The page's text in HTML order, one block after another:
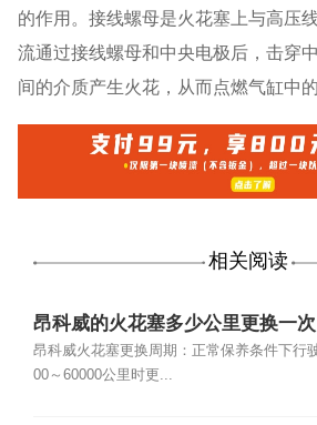
的作用。接线螺母是火花塞上与高压
流通过接线螺母和中央电极后，击穿
间的介质产生火花，从而点燃气缸中的
相关阅读
昂科威的火花塞多少公里更换一次
昂科威火花塞更换周期：正常保养条件下行
00～60000公里时更...